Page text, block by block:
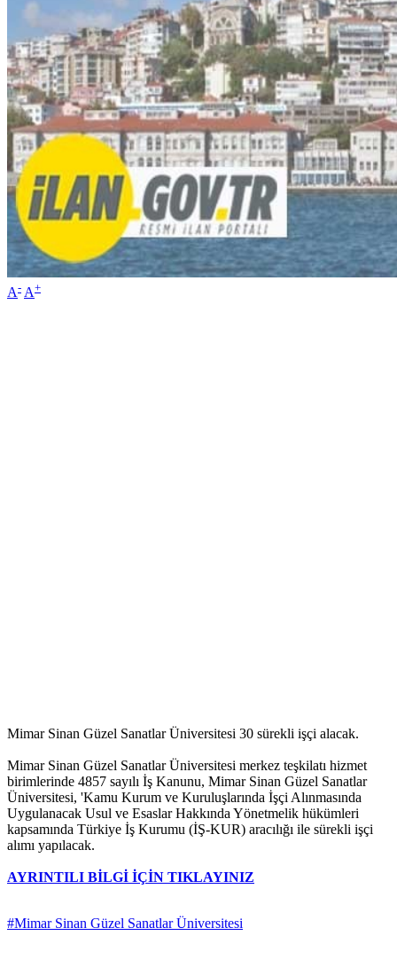
A- A+
Mimar Sinan Güzel Sanatlar Üniversitesi 30 sürekli işçi alacak.
Mimar Sinan Güzel Sanatlar Üniversitesi merkez teşkilatı hizmet
birimlerinde 4857 sayılı İş Kanunu, Mimar Sinan Güzel Sanatlar
Üniversitesi, 'Kamu Kurum ve Kuruluşlarında İşçi Alınmasında
Uygulanacak Usul ve Esaslar Hakkında Yönetmelik hükümleri
kapsamında Türkiye İş Kurumu (İŞ-KUR) aracılığı ile sürekli işçi
alımı yapılacak.
AYRINTILI BİLGİ İÇİN TIKLAYINIZ
#Mimar Sinan Güzel Sanatlar Üniversitesi